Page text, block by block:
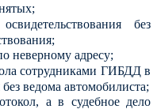
без
неверному адресу;
сотрудниками ГИБДД в
ведома автомобилиста;
а в судебное дело